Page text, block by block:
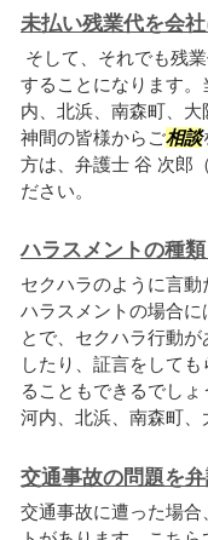
未払い残業代を会
そして、それでも残
することになります
内、北浜、南森町、
神間の皆様からご相談
方は、弁護士 谷 次郎
ださい。
ハラスメントの種
セクハラのように言
ハラスメントの場合
とで、セクハラ行動
したり、証言をして
ることもできるでし
河内、北浜、南森町
交通事故の問題を
交通事故に遭った場合